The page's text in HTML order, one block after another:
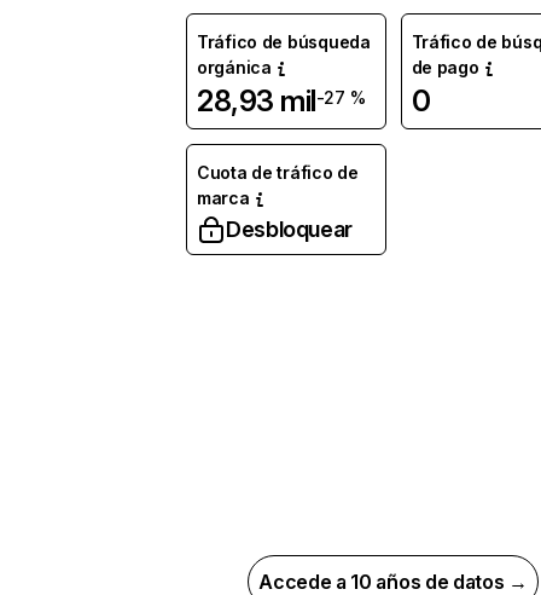
Tráfico de búsqueda
orgánica
28,93 mil-27 %
Tráfico de
de pago
0
Cuota de tráfico de
marca
Desbloquear
Accede a 10 años de datos →